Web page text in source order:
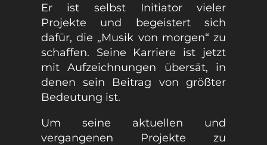
Er ist selbst Initiator vieler
Projekte und begeistert sich
dafür, die „Musik von morgen“ zu
schaffen. Seine Karriere ist jetzt
mit Aufzeichnungen übersät, in
denen sein Beitrag von größter
Bedeutung ist.
Um seine aktuellen und
vergangenen Projekte zu